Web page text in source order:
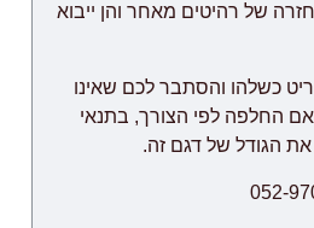
של רהיטים מאחר והן ייבוא
כשלהו והסתבר לכם שאינו
החלפה לפי הצורך, בתנאי
הגודל של דגם זה.